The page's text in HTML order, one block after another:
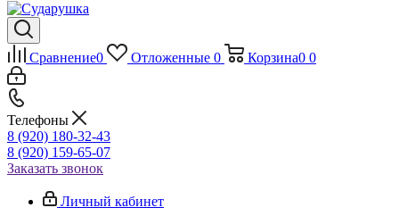
Сравнение0 Отложенные 0 Корзина0 0
Телефоны
8 (920) 180-32-43
8 (920) 159-65-07
Заказать звонок
Личный кабинет